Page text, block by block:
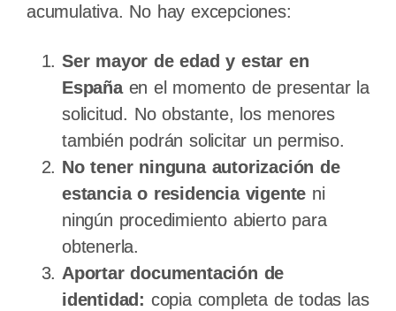
acumulativa. No hay excepciones:
Ser mayor de edad y estar en
Españaen el momento de presentar la
solicitud. No obstante, los menores
también podrán solicitar un permiso.
No tener ninguna autorización de
estancia o residencia vigente ni
ningún procedimiento abierto para
obtenerla.
Aportar documentación de
identidad: copia completa de todas las